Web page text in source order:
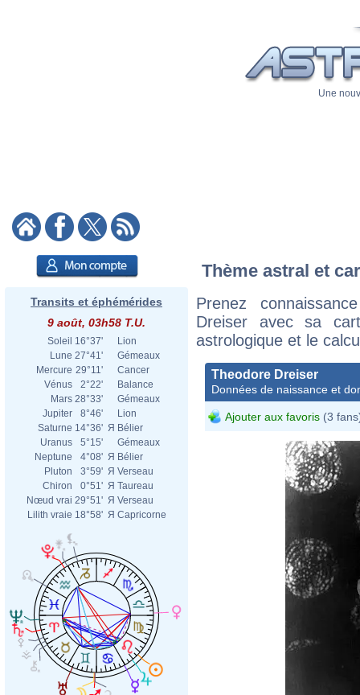
Une
Transits et éphémérides
9 août, 03h58 T.U.
Soleil 16°37'
Lion
Lune 27°41'
Gémeaux
Mercure 29°11'
Cancer
Vénus
2°22'
Balance
Mars 28°33'
Gémeaux
Jupiter
8°46'
Lion
Saturne 14°36' Я Bélier
Uranus
5°15'
Gémeaux
Neptune
4°08' Я Bélier
Pluton
3°59' Я Verseau
Chiron
0°51' Я Taureau
Nœud vrai 29°51' Я Verseau
Lilith vraie 18°58' Я Capricorne
Thème astral et
Prenez
Dreiser avec sa
astrologique et le
Theodore Dreiser
Données de naissance et
Ajouter aux favoris (3